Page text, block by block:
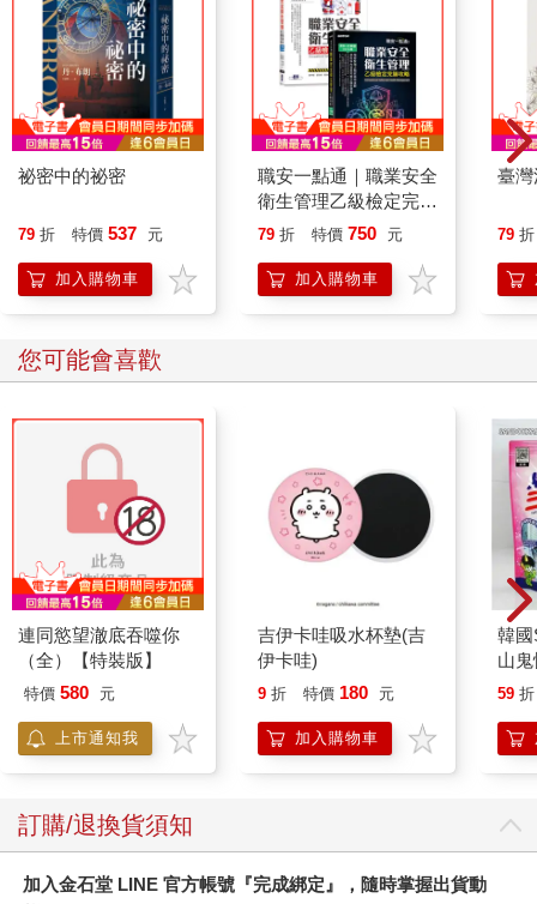
祕密中的祕密
79 折 特價 537 元
加入購物車
職安一點通｜職業安全
衛生管理乙級檢定完勝
攻略｜2026版(套書)
79 折 特價 750 元
加入購物車
臺
79 折
您可能會喜歡
連同慾望澈底吞噬你
（全）【特裝版】
特價 580 元
上市通知我
吉伊卡哇吸水杯墊(吉
伊卡哇)
9 折 特價 180 元
加入購物車
韓
山
450
59 折
訂購/退換貨須知
加入金石堂 LINE 官方帳號『完成綁定』，隨時掌握出貨動